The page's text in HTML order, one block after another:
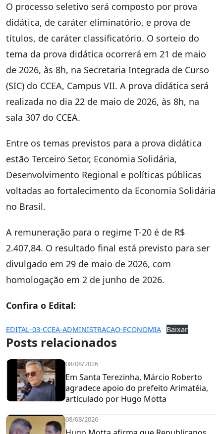
O processo seletivo será composto por prova
didática, de caráter eliminatório, e prova de
títulos, de caráter classificatório. O sorteio do
tema da prova didática ocorrerá em 21 de maio
de 2026, às 8h, na Secretaria Integrada de Curso
(SIC) do CCEA, Campus VII. A prova didática será
realizada no dia 22 de maio de 2026, às 8h, na
sala 307 do CCEA.
Entre os temas previstos para a prova didática
estão Terceiro Setor, Economia Solidária,
Desenvolvimento Regional e políticas públicas
voltadas ao fortalecimento da Economia Solidária
no Brasil.
A remuneração para o regime T-20 é de R$
2.407,84. O resultado final está previsto para ser
divulgado em 29 de maio de 2026, com
homologação em 2 de junho de 2026.
Confira o Edital:
EDITAL-03-CCEA-ADMINISTRACAO-ECONOMIA Baixar
Posts relacionados
08/08/2026
Em Santa Terezinha, Márcio Roberto
agradece apoio do prefeito Arimatéia,
articulado por Hugo Motta
08/08/2026